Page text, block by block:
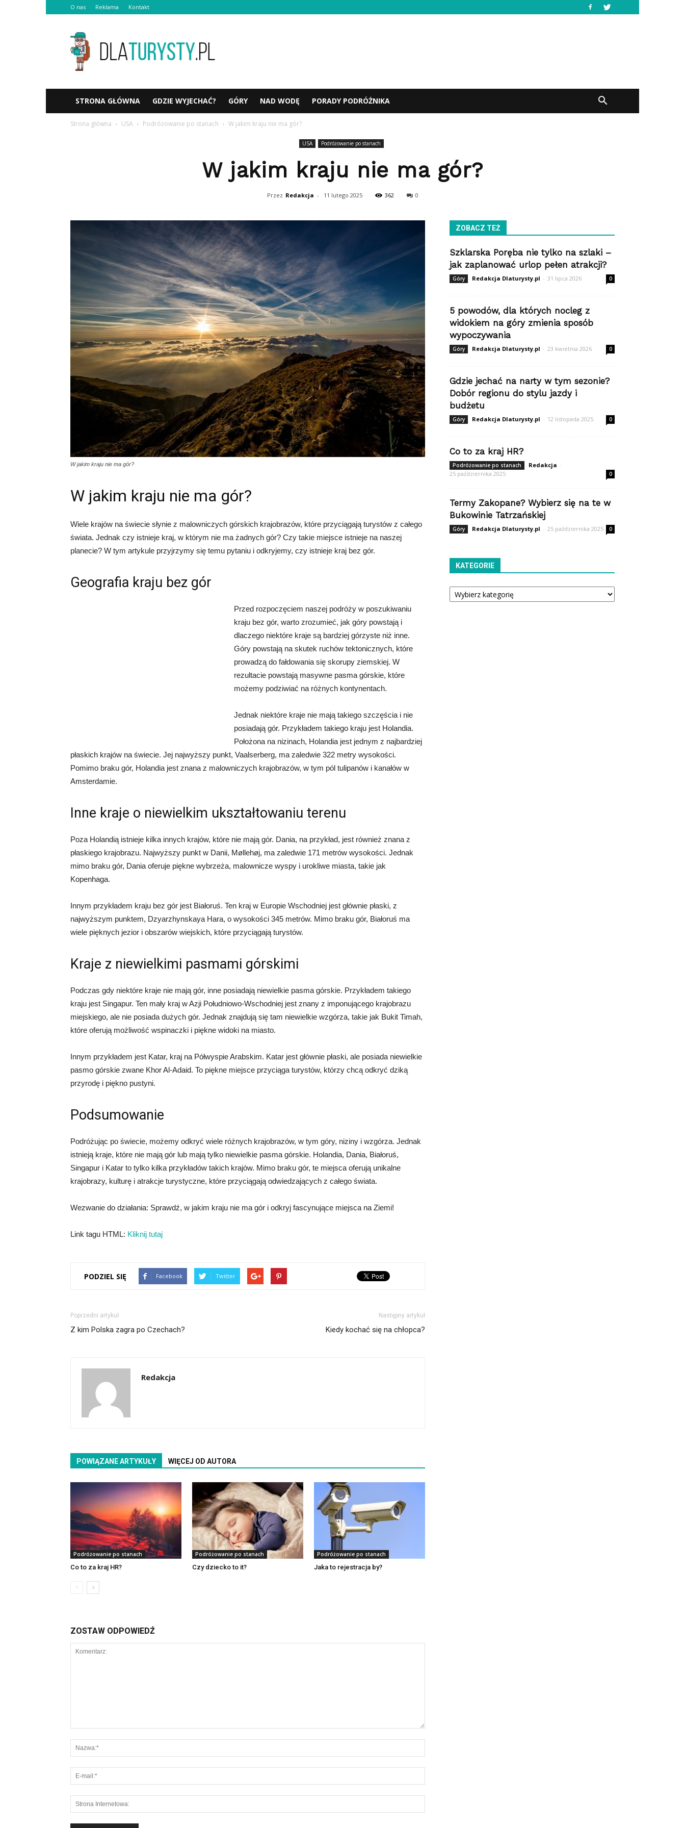
O nas Reklama Kontakt
Dlaturysty.pl
STRONA GŁÓWNA GDZIE WYJECHAĆ? GÓRY NAD WODĘ PORADY PODRÓŻNIKA
Strona główna USA Podróżowanie po stanach W jakim kraju nie ma gór?
USA Podróżowanie po stanach
W jakim kraju nie ma gór?
Przez Redakcja - 11 lutego 2025 362 0
W jakim kraju nie ma gór?
W jakim kraju nie ma gór?
Wiele krajów na świecie słynie z malowniczych górskich krajobrazów, które przyciągają turystów z całego
świata. Jednak czy istnieje kraj, w którym nie ma żadnych gór? Czy takie miejsce istnieje na naszej
planecie? W tym artykule przyjrzymy się temu pytaniu i odkryjemy, czy istnieje kraj bez gór.
Geografia kraju bez gór
Przed rozpoczęciem naszej podróży w poszukiwaniu
kraju bez gór, warto zrozumieć, jak góry powstają i
dlaczego niektóre kraje są bardziej górzyste niż inne.
Góry powstają na skutek ruchów tektonicznych, które
prowadzą do fałdowania się skorupy ziemskiej. W
rezultacie powstają masywne pasma górskie, które
możemy podziwiać na różnych kontynentach.
Jednak niektóre kraje nie mają takiego szczęścia i nie
posiadają gór. Przykładem takiego kraju jest Holandia.
Położona na nizinach, Holandia jest jednym z najbardziej
płaskich krajów na świecie. Jej najwyższy punkt, Vaalserberg, ma zaledwie 322 metry wysokości.
Pomimo braku gór, Holandia jest znana z malowniczych krajobrazów, w tym pól tulipanów i kanałów w
Amsterdamie.
Inne kraje o niewielkim ukształtowaniu terenu
Poza Holandią istnieje kilka innych krajów, które nie mają gór. Dania, na przykład, jest również znana z
płaskiego krajobrazu. Najwyższy punkt w Danii, Møllehøj, ma zaledwie 171 metrów wysokości. Jednak
mimo braku gór, Dania oferuje piękne wybrzeża, malownicze wyspy i urokliwe miasta, takie jak
Kopenhaga.
Innym przykładem kraju bez gór jest Białoruś. Ten kraj w Europie Wschodniej jest głównie płaski, z
najwyższym punktem, Dzyarzhynskaya Hara, o wysokości 345 metrów. Mimo braku gór, Białoruś ma
wiele pięknych jezior i obszarów wiejskich, które przyciągają turystów.
Kraje z niewielkimi pasmami górskimi
Podczas gdy niektóre kraje nie mają gór, inne posiadają niewielkie pasma górskie. Przykładem takiego
kraju jest Singapur. Ten mały kraj w Azji Południowo-Wschodniej jest znany z imponującego krajobrazu
miejskiego, ale nie posiada dużych gór. Jednak znajdują się tam niewielkie wzgórza, takie jak Bukit Timah,
które oferują możliwość wspinaczki i piękne widoki na miasto.
Innym przykładem jest Katar, kraj na Półwyspie Arabskim. Katar jest głównie płaski, ale posiada niewielkie
pasmo górskie zwane Khor Al-Adaid. To piękne miejsce przyciąga turystów, którzy chcą odkryć dziką
przyrodę i piękno pustyni.
Podsumowanie
Podróżując po świecie, możemy odkryć wiele różnych krajobrazów, w tym góry, niziny i wzgórza. Jednak
istnieją kraje, które nie mają gór lub mają tylko niewielkie pasma górskie. Holandia, Dania, Białoruś,
Singapur i Katar to tylko kilka przykładów takich krajów. Mimo braku gór, te miejsca oferują unikalne
krajobrazy, kulturę i atrakcje turystyczne, które przyciągają odwiedzających z całego świata.
Wezwanie do działania: Sprawdź, w jakim kraju nie ma gór i odkryj fascynujące miejsca na Ziemi!
Link tagu HTML: Kliknij tutaj
PODZIEL SIĘ Facebook Twitter
Poprzedni artykuł
Z kim Polska zagra po Czechach?
Następny artykuł
Kiedy kochać się na chłopca?
Redakcja
POWIĄZANE ARTYKUŁY WIĘCEJ OD AUTORA
Podróżowanie po stanach
Co to za kraj HR?
Podróżowanie po stanach
Czy dziecko to it?
Podróżowanie po stanach
Jaka to rejestracja by?
ZOSTAW ODPOWIEDŹ
ZOBACZ TEŻ
Szklarska Poręba nie tylko na szlaki –
jak zaplanować urlop pełen atrakcji?
Góry Redakcja Dlaturysty.pl - 31 lipca 2026 0
5 powodów, dla których nocleg z
widokiem na góry zmienia sposób
wypoczywania
Góry Redakcja Dlaturysty.pl - 23 kwietnia 2026 0
Gdzie jechać na narty w tym sezonie?
Dobór regionu do stylu jazdy i
budżetu
Góry Redakcja Dlaturysty.pl - 12 listopada 2025 0
Co to za kraj HR?
Podróżowanie po stanach Redakcja -
25 października 2025
0
Termy Zakopane? Wybierz się na te w
Bukowinie Tatrzańskiej
Góry Redakcja Dlaturysty.pl - 25 października 2025 0
KATEGORIE
Kategorie